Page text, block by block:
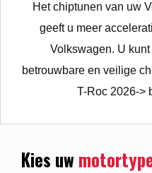
Het chiptunen van uw
geeft u meer
Volkswagen. U
betrouwbare en veilige
T-Roc 2026->
Kies uw